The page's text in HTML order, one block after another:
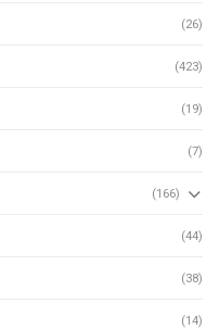
(26)
(423)
(19)
(7)
(166)
(44)
(38)
(14)